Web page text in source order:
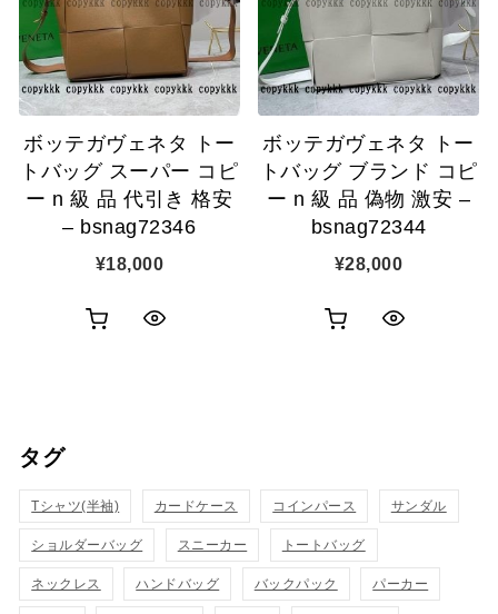
ボッテガヴェネタ トー
トバッグ スーパー コピ
ー n 級 品 代引き 格安
– bsnag72346
¥18,000
ボッテガヴェネタ トー
トバッグ ブランド コピ
ー n 級 品 偽物 激安 –
bsnag72344
¥28,000
タグ
Tシャツ(半袖) カードケース コインパース サンダル
ショルダーバッグ スニーカー トートバッグ
ネックレス ハンドバッグ バックパック パーカー